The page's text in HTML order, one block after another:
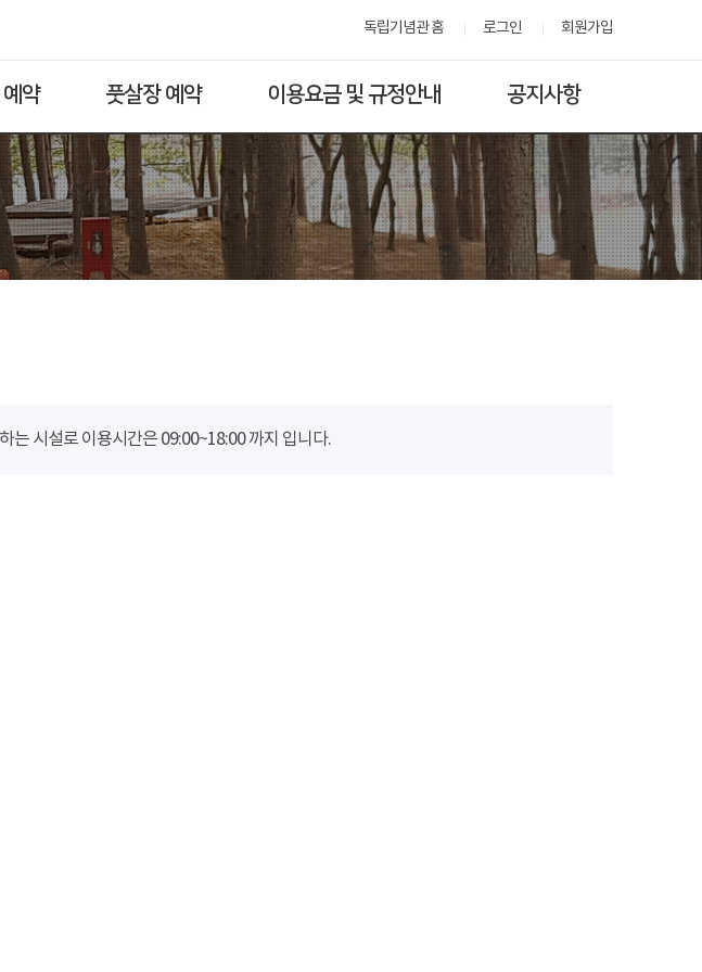
독립기념관 홈 로그인 회원가입
약 풋살장 예약 이용요금 및 규정안내 공지사항
는 시설로 이용시간은 09:00~18:00 까지 입니다.